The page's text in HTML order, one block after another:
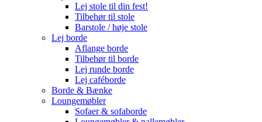
Lej stole til din fest!
Tilbehør til stole
Barstole / høje stole
Lej borde
Aflange borde
Tilbehør til borde
Lej runde borde
Lej caféborde
Borde & Bænke
Loungemøbler
Sofaer & sofaborde